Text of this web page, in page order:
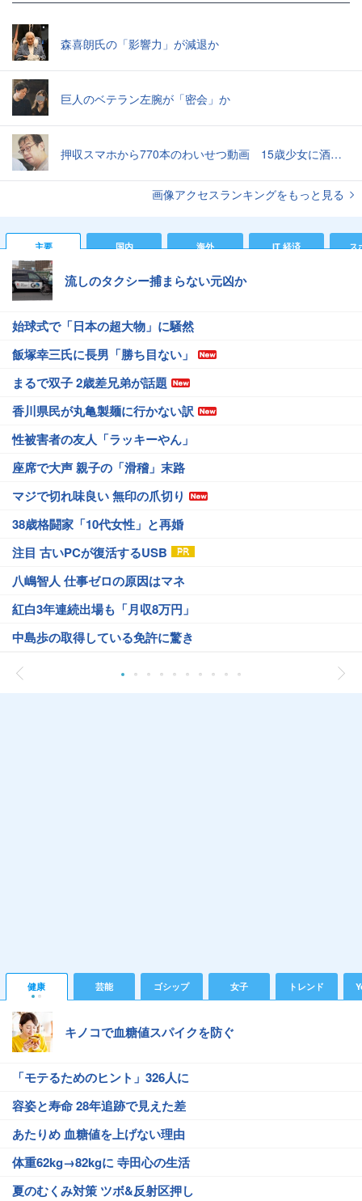
森喜朗氏の「影響力」が減退か
巨人のベテラン左腕が「密会」か
押収スマホから770本のわいせつ動画 15歳少女に酒と薬飲ませ性的暴行か 54歳男を再逮捕 「薬もありますよ」とSNSで誘い出し
画像アクセスランキングをもっと見る
主要 国内 海外 IT 経済 ス
流しのタクシー捕まらない元凶か
始球式で「日本の超大物」に騒然
飯塚幸三氏に長男「勝ち目ない」
まるで双子 2歳差兄弟が話題
香川県民が丸亀製麺に行かない訳
性被害者の友人「ラッキーやん」
座席で大声 親子の「滑稽」末路
マジで切れ味良い 無印の爪切り
38歳格闘家「10代女性」と再婚
注目 古いPCが復活するUSB
八嶋智人 仕事ゼロの原因はマネ
紅白3年連続出場も「月収8万円」
中島歩の取得している免許に驚き
健康 芸能 ゴシップ 女子 トレンド
キノコで血糖値スパイクを防ぐ
「モテるためのヒント」326人に
容姿と寿命 28年追跡で見えた差
あたりめ 血糖値を上げない理由
体重62kg→82kgに 寺田心の生活
夏のむくみ対策 ツボ&反射区押し